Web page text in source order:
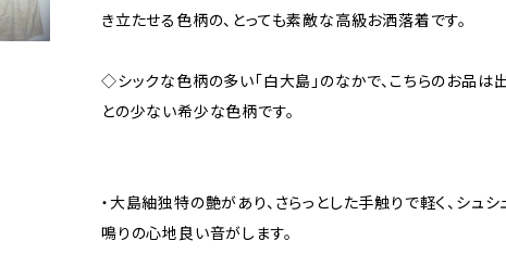
き立たせる色柄の、とっても素敵な高級お洒落着です。
◇シックな色柄の多い「白大島」のなかで、こちらのお品は
との少ない希少な色柄です。
・大島紬独特の艶があり、さらっとした手触りで軽く、シュシ
鳴りの心地良い音がします。